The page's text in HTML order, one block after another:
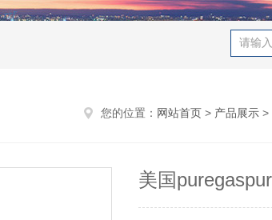
您的位置： 网站首页 > 产品展示 >
美国